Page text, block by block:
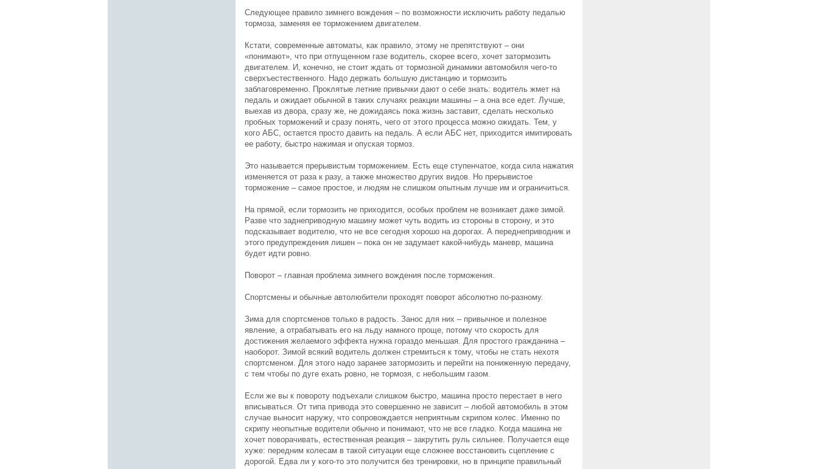
Следующее правило зимнего вождения – по возможности исключить работу педалью
тормоза, заменяя ее торможением двигателем.
Кстати, современные автоматы, как правило, этому не препятствуют – они
«понимают», что при отпущенном газе водитель, скорее всего, хочет затормозить
двигателем. И, конечно, не стоит ждать от тормозной динамики автомобиля чего-то
сверхъестественного. Надо держать большую дистанцию и тормозить
заблаговременно. Проклятые летние привычки дают о себе знать: водитель жмет на
педаль и ожидает обычной в таких случаях реакции машины – а она все едет. Лучше,
выехав из двора, сразу же, не дожидаясь пока жизнь заставит, сделать несколько
пробных торможений и сразу понять, чего от этого процесса можно ожидать. Тем, у
кого АБС, остается просто давить на педаль. А если АБС нет, приходится имитировать
ее работу, быстро нажимая и опуская тормоз.
Это называется прерывистым торможением. Есть еще ступенчатое, когда сила нажатия
изменяется от раза к разу, а также множество других видов. Но прерывистое
торможение – самое простое, и людям не слишком опытным лучше им и ограничиться.
На прямой, если тормозить не приходится, особых проблем не возникает даже зимой.
Разве что заднеприводную машину может чуть водить из стороны в сторону, и это
подсказывает водителю, что не все сегодня хорошо на дорогах. А переднеприводник и
этого предупреждения лишен – пока он не задумает какой-нибудь маневр, машина
будет идти ровно.
Поворот – главная проблема зимнего вождения после торможения.
Спортсмены и обычные автолюбители проходят поворот абсолютно по-разному.
Зима для спортсменов только в радость. Занос для них – привычное и полезное
явление, а отрабатывать его на льду намного проще, потому что скорость для
достижения желаемого эффекта нужна гораздо меньшая. Для простого гражданина –
наоборот. Зимой всякий водитель должен стремиться к тому, чтобы не стать нехотя
спортсменом. Для этого надо заранее затормозить и перейти на пониженную передачу,
с тем чтобы по дуге ехать ровно, не тормозя, с небольшим газом.
Если же вы к повороту подъехали слишком быстро, машина просто перестает в него
вписываться. От типа привода это совершенно не зависит – любой автомобиль в этом
случае выносит наружу, что сопровождается неприятным скрипом колес. Именно по
скрипу неопытные водители обычно и понимают, что не все гладко. Когда машина не
хочет поворачивать, естественная реакция – закрутить руль сильнее. Получается еще
хуже: передним колесам в такой ситуации еще сложнее восстановить сцепление с
дорогой. Едва ли у кого-то это получится без тренировки, но в принципе правильный